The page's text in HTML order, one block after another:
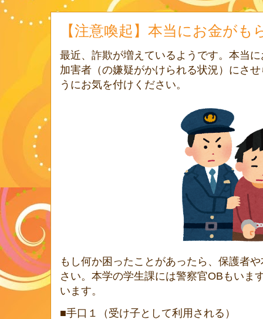
【注意喚起】本当にお金がも
最近、詐欺が増えているようです。本当
加害者（の嫌疑がかけられる状況）にさ
うにお気を付けください。
もし何か困ったことがあったら、保護者
さい。本学の学生課には警察官OBもいま
います。
■手口１（受け子として利用される）